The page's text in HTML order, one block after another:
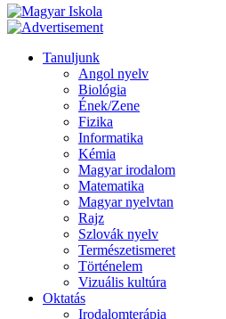
Tanuljunk
Angol nyelv
Biológia
Ének/Zene
Fizika
Informatika
Kémia
Magyar irodalom
Matematika
Magyar nyelvtan
Rajz
Szlovák nyelv
Természetismeret
Történelem
Vizuális kultúra
Oktatás
Irodalomterápia